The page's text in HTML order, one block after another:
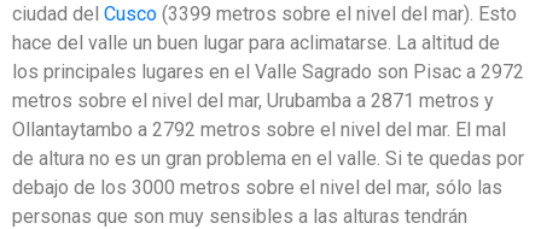
ciudad del Cusco (3399 metros sobre el nivel del mar). Esto
hace del valle un buen lugar para aclimatarse. La altitud de
los principales lugares en el Valle Sagrado son Pisac a 2972
metros sobre el nivel del mar, Urubamba a 2871 metros y
Ollantaytambo a 2792 metros sobre el nivel del mar. El mal
de altura no es un gran problema en el valle. Si te quedas por
debajo de los 3000 metros sobre el nivel del mar, sólo las
personas que son muy sensibles a las alturas tendrán